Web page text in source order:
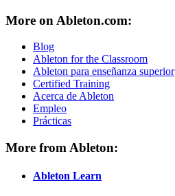
More on Ableton.com:
Blog
Ableton for the Classroom
Ableton para enseñanza superior
Certified Training
Acerca de Ableton
Empleo
Prácticas
More from Ableton:
Ableton Learn